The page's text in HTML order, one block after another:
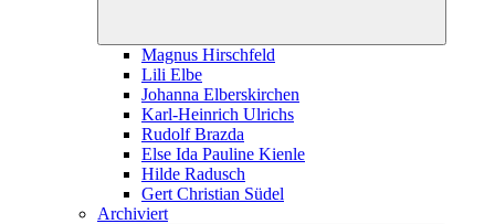
Magnus Hirschfeld
Lili Elbe
Johanna Elberskirchen
Karl-Heinrich Ulrichs
Rudolf Brazda
Else Ida Pauline Kienle
Hilde Radusch
Gert Christian Südel
Archiviert